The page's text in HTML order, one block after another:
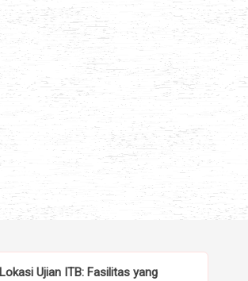
Lokasi Ujian ITB: Fasilitas yang